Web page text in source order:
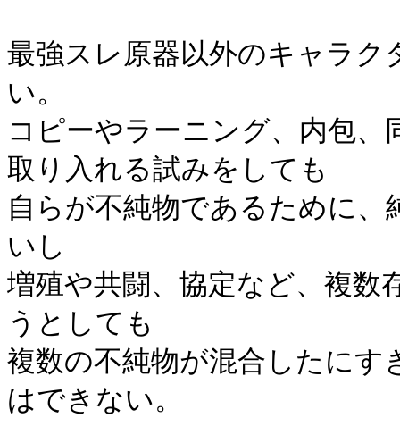
最強スレ原器以外のキャラク
い。
コピーやラーニング、内包
取り入れる試みをしても
自らが不純物であるために
いし
増殖や共闘、協定など、複数
うとしても
複数の不純物が混合したにす
はできない。